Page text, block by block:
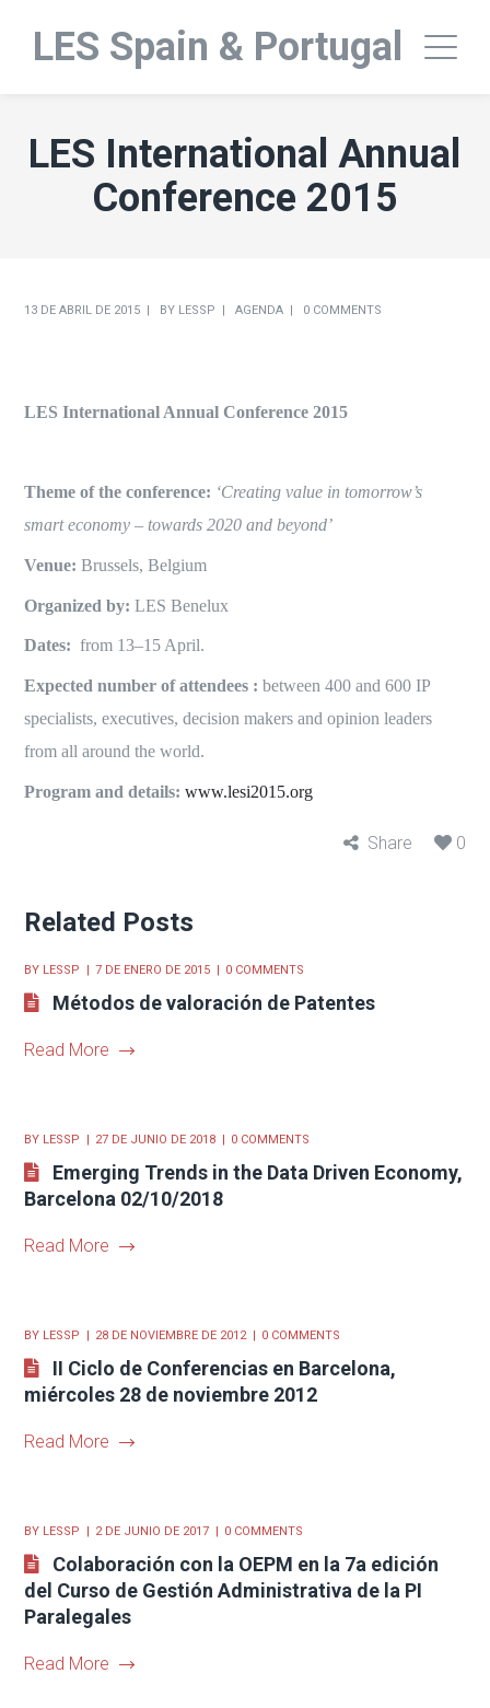
LES Spain & Portugal
LES International Annual
Conference 2015
13 DE ABRIL DE 2015 BY LESSP AGENDA 0 COMMENTS
LES International Annual Conference 2015
Theme of the conference: ‘Creating value in tomorrow’s
smart economy – towards 2020 and beyond’
Venue: Brussels, Belgium
Organized by: LES Benelux
Dates: from 13–15 April.
Expected number of attendees : between 400 and 600 IP
specialists, executives, decision makers and opinion leaders
from all around the world.
Program and details: www.lesi2015.org
Share 0
Related Posts
BY LESSP 7 DE ENERO DE 2015 0 COMMENTS
Métodos de valoración de Patentes
Read More
BY LESSP 27 DE JUNIO DE 2018 0 COMMENTS
Emerging Trends in the Data Driven Economy,
Barcelona 02/10/2018
Read More
BY LESSP 28 DE NOVIEMBRE DE 2012 0 COMMENTS
II Ciclo de Conferencias en Barcelona,
miércoles 28 de noviembre 2012
Read More
BY LESSP 2 DE JUNIO DE 2017 0 COMMENTS
Colaboración con la OEPM en la 7a edición
del Curso de Gestión Administrativa de la PI
Paralegales
Read More